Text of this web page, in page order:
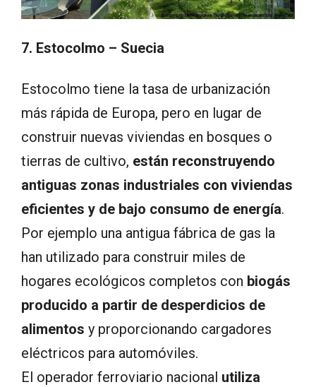
7. Estocolmo – Suecia
Estocolmo tiene la tasa de urbanización
más rápida de Europa, pero en lugar de
construir nuevas viviendas en bosques o
tierras de cultivo, están reconstruyendo
antiguas zonas industriales con viviendas
eficientes y de bajo consumo de energía.
Por ejemplo una antigua fábrica de gas la
han utilizado para construir miles de
hogares ecológicos completos con biogás
producido a partir de desperdicios de
alimentos y proporcionando cargadores
eléctricos para automóviles.
El operador ferroviario nacional utiliza